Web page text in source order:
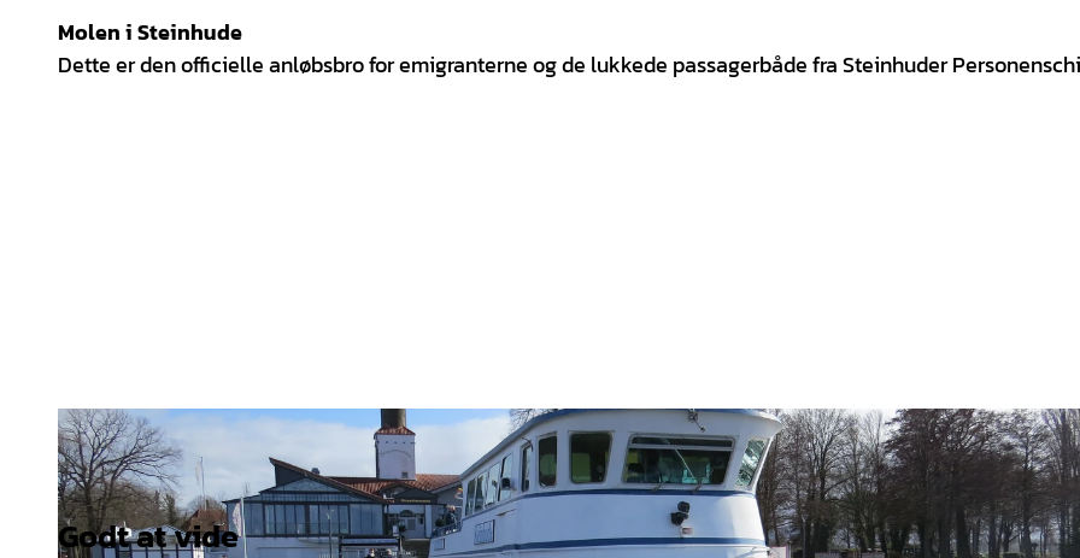
Molen i Steinhude
Dette er den officielle anløbsbro for emigranterne og de lukkede passagerbåde fra Steinhuder
Godt at vide